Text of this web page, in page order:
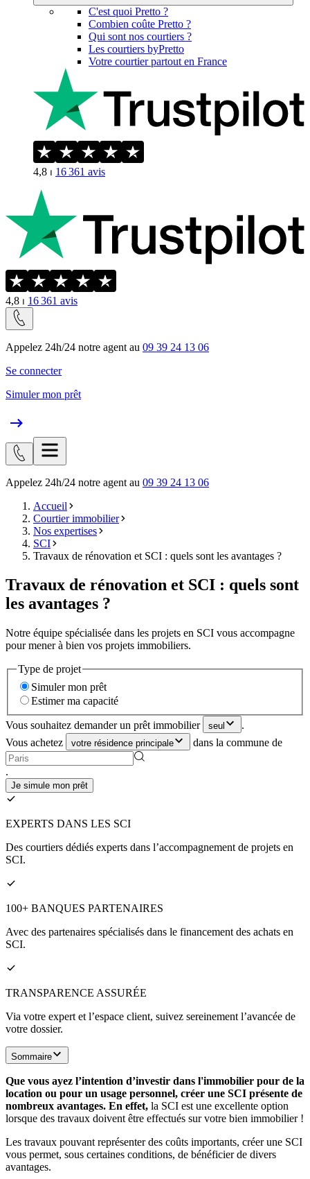
C'est quoi Pretto ?
Combien coûte Pretto ?
Qui sont nos courtiers ?
Les courtiers byPretto
Votre courtier partout en France
4,8 ⏐ 16 361 avis
4,8 ⏐ 16 361 avis
Appelez 24h/24 notre agent au 09 39 24 13 06
Se connecter
Simuler mon prêt
Appelez 24h/24 notre agent au 09 39 24 13 06
Accueil
Courtier immobilier
Nos expertises
SCI
Travaux de rénovation et SCI : quels sont les avantages ?
Travaux de rénovation et SCI : quels sont
les avantages ?
Notre équipe spécialisée dans les projets en SCI vous accompagne
pour mener à bien vos projets immobiliers.
Type de projet
Simuler mon prêt
Estimer ma capacité
Vous souhaitez demander un prêt immobilier seul
.
Vous achetez
votre résidence principale dans la commune de
.
Je simule mon prêt
EXPERTS DANS LES SCI
Des courtiers dédiés experts dans l’accompagnement de projets en
SCI.
100+ BANQUES PARTENAIRES
Avec des partenaires spécialisés dans le financement des achats en
SCI.
TRANSPARENCE ASSURÉE
Via votre expert et l’espace client, suivez sereinement l’avancée de
votre dossier.
Sommaire
Que vous ayez l’intention d’investir dans l'immobilier pour de la
location ou pour un usage personnel, créer une SCI présente de
nombreux avantages. En effet, la SCI est une excellente option
lorsque des travaux doivent être effectués sur votre bien immobilier !
Les travaux pouvant représenter des coûts importants, créer une SCI
vous permet, sous certaines conditions, de bénéficier de divers
avantages.